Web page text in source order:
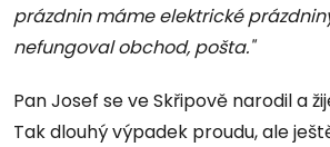
prázdnin máme elektrické
nefungoval obchod, pošta."
Pan Josef se ve Skřipově narodil a
Tak dlouhý výpadek proudu, ale